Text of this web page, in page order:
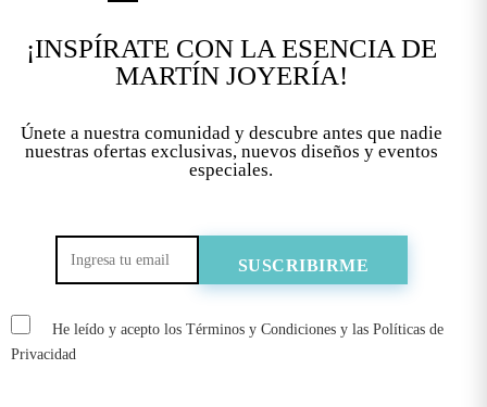
¡INSPÍRATE CON LA ESENCIA DE
MARTÍN JOYERÍA!
Únete a nuestra comunidad y descubre antes que nadie
nuestras ofertas exclusivas, nuevos diseños y eventos
especiales.
He leído y acepto los Términos y Condiciones y las Políticas de
Privacidad